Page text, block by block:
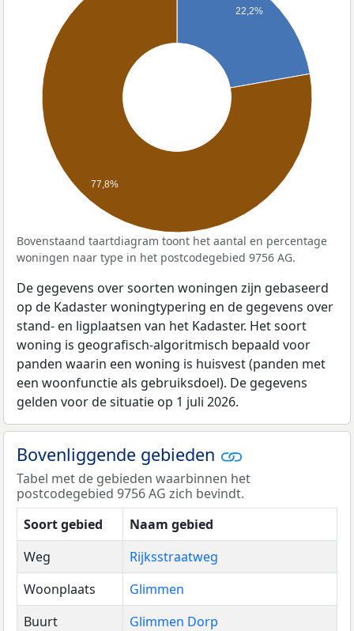
22,2%
77,8%
Bovenstaand taartdiagram toont het aantal en percentage
woningen naar type in het postcodegebied 9756 AG.
De gegevens over soorten woningen zijn gebaseerd
op de Kadaster woningtypering en de gegevens over
stand- en ligplaatsen van het Kadaster. Het soort
woning is geografisch-algoritmisch bepaald voor
panden waarin een woning is huisvest (panden met
een woonfunctie als gebruiksdoel). De gegevens
gelden voor de situatie op 1 juli 2026.
Bovenliggende gebieden
Tabel met de gebieden waarbinnen het
postcodegebied 9756 AG zich bevindt.
Soort gebied
Naam gebied
Weg
Rijksstraatweg
Woonplaats
Glimmen
Buurt
Glimmen Dorp